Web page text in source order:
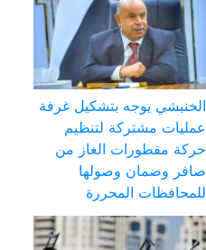
الخنبشي يوجه بتشكيل غرفة
عمليات مشتركة لتنظيم
حركة مقطورات الغاز من
صافر وضمان وصولها
للمحافظات المحررة